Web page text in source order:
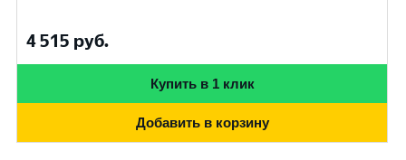
4 515 руб.
Купить в 1 клик
Добавить в корзину